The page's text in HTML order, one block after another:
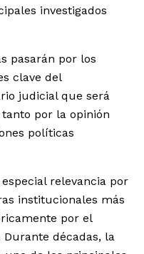
investigados
pasarán por los
clave del
judicial que será
por la opinión
políticas
relevancia por
institucionales más
por el
décadas, la